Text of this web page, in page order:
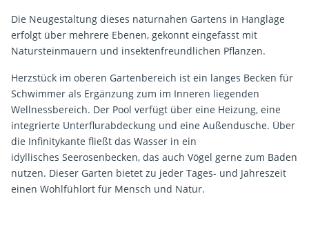
Die Neugestaltung dieses naturnahen Gartens in Hanglage
erfolgt über mehrere Ebenen, gekonnt eingefasst mit
Natursteinmauern und insektenfreundlichen Pflanzen.
Herzstück im oberen Gartenbereich ist ein langes Becken für
Schwimmer als Ergänzung zum im Inneren liegenden
Wellnessbereich. Der Pool verfügt über eine Heizung, eine
integrierte Unterflurabdeckung und eine Außendusche. Über
die Infinitykante fließt das Wasser in ein
idyllisches Seerosenbecken, das auch Vögel gerne zum Baden
nutzen. Dieser Garten bietet zu jeder Tages- und Jahreszeit
einen Wohlfühlort für Mensch und Natur.